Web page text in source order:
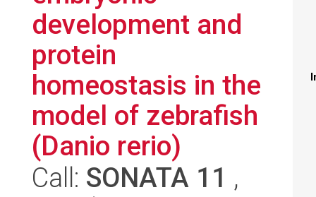
development and
protein
homeostasis in the
model of zebrafish
(Danio rerio)
Call: SONATA 11 ,